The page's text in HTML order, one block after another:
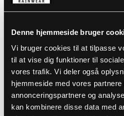
Denne hjemmeside bruger
Vi bruger cookies til at tilpasse
til at vise dig funktioner til
vores trafik. Vi deler også
hjemmeside med vores
annonceringspartnere og
kan kombinere disse data med
To frontlommer
DB-nummer: 1965380
EAN: 5708217012711
Vaskeanvisninger
Anvend ikke skyllemiddel
Anvend ikke blegemidler
DOWNLOAD
DOWNLOAD TIL ANDRE